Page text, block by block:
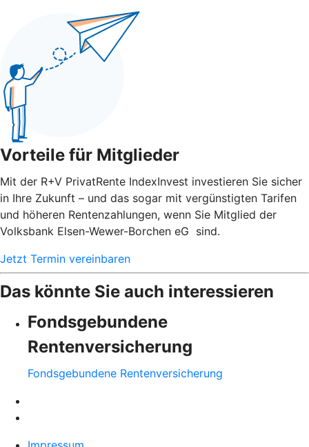
Vorteile für Mitglieder
Mit der R+V PrivatRente IndexInvest investieren Sie sicher
in Ihre Zukunft – und das sogar mit vergünstigten Tarifen
und höheren Rentenzahlungen, wenn Sie Mitglied der
Volksbank Elsen-Wewer-Borchen eG sind.
Jetzt Termin vereinbaren
Das könnte Sie auch interessieren
Fondsgebundene
Rentenversicherung
Fondsgebundene Rentenversicherung